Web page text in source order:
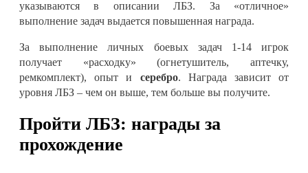
указываются в описании ЛБЗ. За «отличное»
выполнение задач выдается повышенная награда.
За выполнение личных боевых задач 1-14 игрок
получает «расходку» (огнетушитель, аптечку,
ремкомплект), опыт и серебро. Награда зависит от
уровня ЛБЗ – чем он выше, тем больше вы получите.
Пройти ЛБЗ: награды за
прохождение